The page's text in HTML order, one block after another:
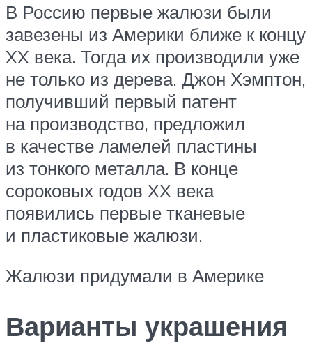
В Россию первые жалюзи были
завезены из Америки ближе к концу
XX века. Тогда их производили уже
не только из дерева. Джон Хэмптон,
получивший первый патент
на производство, предложил
в качестве ламелей пластины
из тонкого металла. В конце
сороковых годов XX века
появились первые тканевые
и пластиковые жалюзи.
Жалюзи придумали в Америке
Варианты украшения